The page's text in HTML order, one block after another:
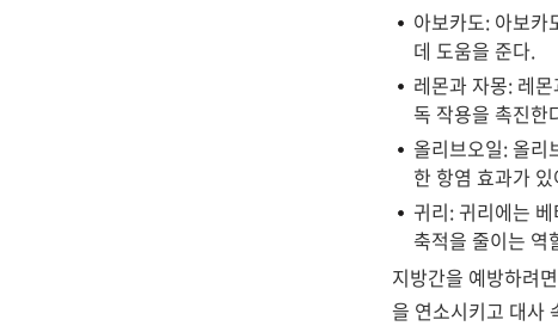
아보카도: 아보카
데 도움을 준다.
레몬과 자몽: 레
독 작용을 촉진한
올리브오일: 올리
한 항염 효과가
귀리: 귀리에는
축적을 줄이는 역
지방간을 예방하려
을 연소시키고 대사